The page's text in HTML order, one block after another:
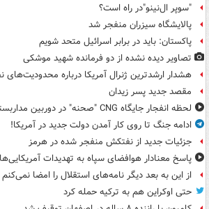
"سوپر ال‌نینو"در راه است؟
پالایشگاه سیزران منفجر شد
پاکستان: باید در برابر اسرائیل متحد شویم
تصاویر دیده‌ نشده از دو فرمانده شهید موشکی
هشدار ارشدترین ژنرال آمریکا درباره محدودیت‌های
مقصد جدید پسر زیدان
لحظه انفجار جایگاه CNG "صحنه" در دوربین مداربسته
ادامه جنگ تا روی کار آمدن دولت جدید در آمریکا!
جزئیات جدید از نفتکش منفجر شده در هرمز
پاسخ معنادار هوافضای سپاه به تهدیدات آمریکایی‌ها
از این به بعد دیگر نامه‌های استقلال را امضا نمی‌کنم
حتی اوکراین هم به ترکیه حمله کرد